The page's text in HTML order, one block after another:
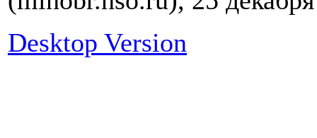
Desktop Version